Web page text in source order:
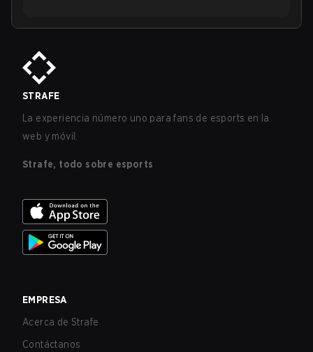
STRAFE
La experiencia número uno para fans de esports en la
web y móvil.
Strafe, todo sobre esports
EMPRESA
Acerca de Strafe
Contáctanos